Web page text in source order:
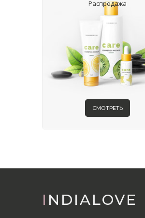
Распродажа
СМОТРЕТЬ
INDIALOVE